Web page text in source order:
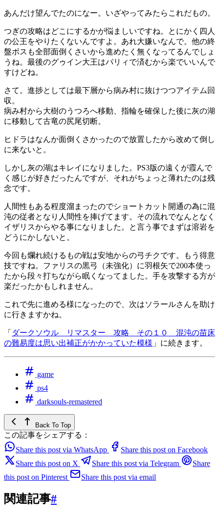
あんだけ望んでたのになー。いざやってみたらこれだもの。
つぎの攻略はどこにするかが悩ましいですね。とにかく四人
の公王をやりたくないんですよ。あれ大嫌いなんで。他の終
盤ボスも全部面倒くさいから進めたく無くなってるんでしょ
うね。最後のグゥイン大王はパリィで済むから楽でいいんで
すけどね。
さて。進捗としては最下層から病み村に抜けつつアイテム回
収。
病み村から大樹のうつろへ移動、指輪を確保した後に灰の湖
に移動して古竜の尻尾切断。
ヒドラはなんか面倒くさかったので放置したから改めて倒し
に来ないと。
しかし灰の湖はキレイになりました。PS3版の遠くが霞んで
く感じが好きだったんですが、それがちょっと薄れたのは残
念です。
人間性もある程度溜まったのでショートカット開通の為に混
沌の従者となり人間性を捧げてます。その流れでなんとなく
イザリスからやる事になりました。と言う事でまずは溶岩を
どうにかしないと。
今回も爛れ続けるもの戦は安地からの弓チクです。もう得意
技ですね。ファリスの黒弓（未強化）に羽根矢で200本使っ
たから段々打ちながら眠くなってました。手を攻撃する方が
楽だったかもしれません。
これで先に進める様になったので、次はソラールさんを助け
に行きますかね。
「 ダークソウル リマスター 攻略 その１０ 混沌の苗床
の難易度は思い出補正がかかっていた模様 」に続きます。
game
ps4
darksouls-remastered
Back To Top
この記事をシェアする：
Share this post via WhatsApp
Share this post on Facebook
Share this post on X
Share this post via Telegram
Share
this post on Pinterest
Share this post via email
関連記事#